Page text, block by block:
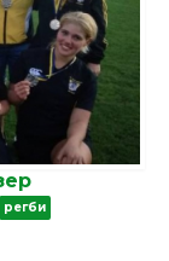
регби